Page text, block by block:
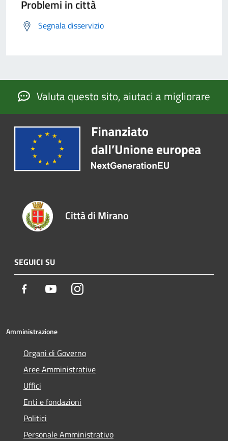
Problemi in città
Segnala disservizio
Valuta questo sito, aiutaci a migliorare
Città di Mirano
SEGUICI SU
Facebook YoutubeInstagram
Amministrazione
Organi di Governo
Aree Amministrative
Uffici
Enti e fondazioni
Politici
Personale Amministrativo